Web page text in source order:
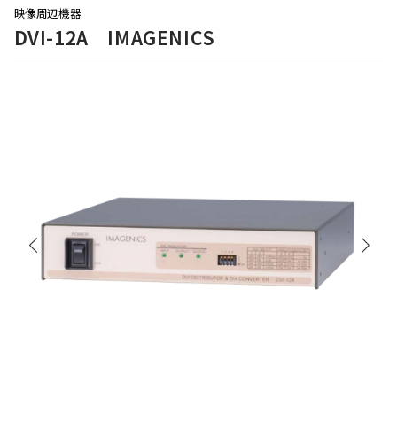
映像周辺機器
DVI-12A IMAGENICS